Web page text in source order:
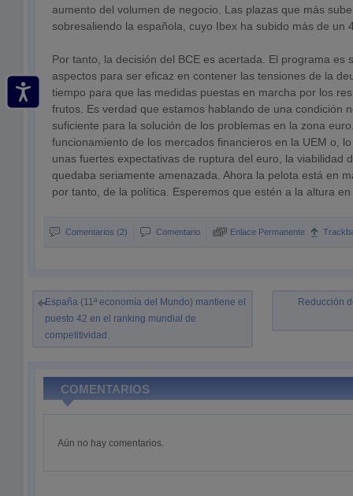
aumento del volumen de negocio. Las plazas que más
sobresaliendo la española, cuyo Ibex ha subido más de un
Por tanto, la decisión del BCE es acertada. El programa es
aspectos para ser eficaz en contener las tensiones de la
tiempo para que las medidas puestas en marcha por los
frutos. Es verdad que estamos hablando de una condición
suficiente para la solución de los problemas en la zona
funcionamiento de los mercados financieros en la UEM o,
unas fuertes expectativas de ruptura del euro, la viabilidad
quedaba seriamente amenazada. Ahora la pelota está en
por tanto, de la política. Esperemos que estén a la altura
Comentarios (2) Comentario Enlace Permanente
España (11ª economía del Mundo) mantiene el
puesto 42 en el ranking mundial de
competitividad.
Reducción
COMENTARIOS
Aún no hay comentarios.